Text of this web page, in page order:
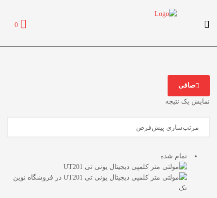
0
صافی
نمایش یک نتیجه
تمام شده